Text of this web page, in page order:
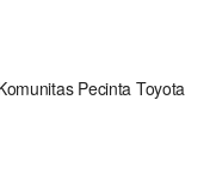
Pecinta Toyota